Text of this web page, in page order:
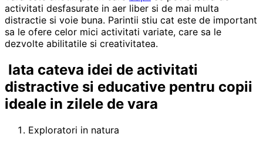
activitati desfasurate in aer liber si de mai multa
distractie si voie buna. Parintii stiu cat este de important
sa le ofere celor mici activitati variate, care sa le
dezvolte abilitatile si creativitatea.
Iata cateva idei de activitati
distractive si educative pentru copii
ideale in zilele de vara
Exploratori in natura